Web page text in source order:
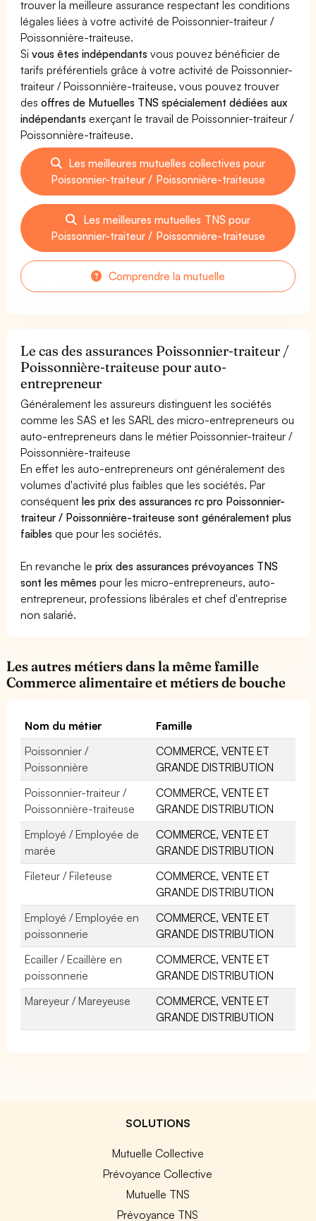
trouver la meilleure assurance respectant les conditions
légales liées à votre activité de Poissonnier-traiteur /
Poissonnière-traiteuse.
Sivous êtes indépendants vous pouvez bénéficier de
tarifs préférentiels grâce à votre activité de Poissonnier-
traiteur / Poissonnière-traiteuse, vous pouvez trouver
desoffres de Mutuelles TNS spécialement dédiées aux
indépendants exerçant le travail de Poissonnier-traiteur /
Poissonnière-traiteuse.
Les meilleures mutuelles collectives pour
Poissonnier-traiteur / Poissonnière-traiteuse
Les meilleures mutuelles TNS pour
Poissonnier-traiteur / Poissonnière-traiteuse
Comprendre la mutuelle
Le cas des assurances Poissonnier-traiteur /
Poissonnière-traiteuse pour auto-
entrepreneur
Généralement les assureurs distinguent les sociétés
comme les SAS et les SARL des micro-entrepreneurs ou
auto-entrepreneurs dans le métier Poissonnier-traiteur /
Poissonnière-traiteuse
En effet les auto-entrepreneurs ont généralement des
volumes d'activité plus faibles que les sociétés. Par
conséquentles prix des assurances rc pro Poissonnier-
traiteur / Poissonnière-traiteuse sont généralement plus
faibles que pour les sociétés.
En revanche leprix des assurances prévoyances TNS
sont les mêmes pour les micro-entrepreneurs, auto-
entrepreneur, professions libérales et chef d'entreprise
non salarié.
Les autres métiers dans la même famille
Commerce alimentaire et métiers de bouche
Nom du métier
Famille
Poissonnier /
Poissonnière
COMMERCE, VENTE ET
GRANDE DISTRIBUTION
Poissonnier-traiteur /
Poissonnière-traiteuse
COMMERCE, VENTE ET
GRANDE DISTRIBUTION
Employé / Employée de
marée
COMMERCE, VENTE ET
GRANDE DISTRIBUTION
Fileteur / Fileteuse
COMMERCE, VENTE ET
GRANDE DISTRIBUTION
Employé / Employée en
poissonnerie
COMMERCE, VENTE ET
GRANDE DISTRIBUTION
Ecailler / Ecaillère en
poissonnerie
COMMERCE, VENTE ET
GRANDE DISTRIBUTION
Mareyeur / Mareyeuse
COMMERCE, VENTE ET
GRANDE DISTRIBUTION
SOLUTIONS
Mutuelle Collective
Prévoyance Collective
Mutuelle TNS
Prévoyance TNS